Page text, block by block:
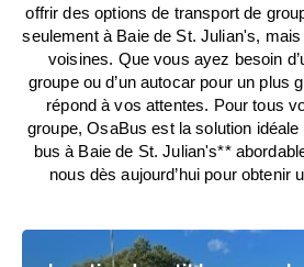
offrir des options de transport de
seulement à Baie de St. Julian's,
voisines. Que vous ayez besoin
groupe ou d’un autocar pour un plus
répond à vos attentes. Pour tous
groupe, OsaBus est la solution
bus à Baie de St. Julian's**
nous dès aujourd’hui pour obtenir